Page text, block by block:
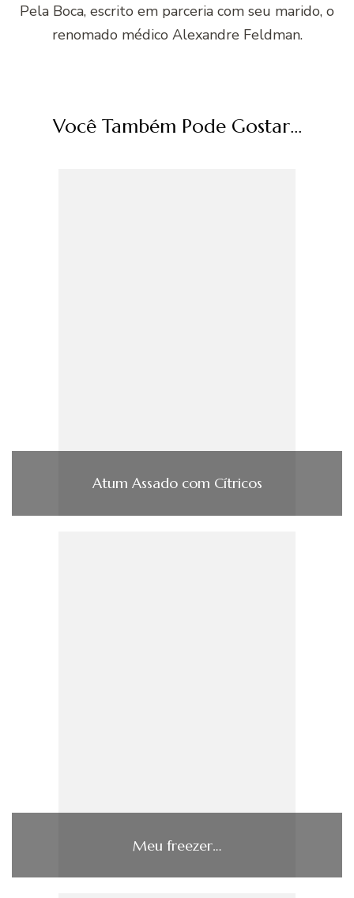
Pela Boca, escrito em parceria com seu marido, o
renomado médico Alexandre Feldman.
Você Também Pode Gostar...
Atum Assado com Cí­tricos
Meu freezer…